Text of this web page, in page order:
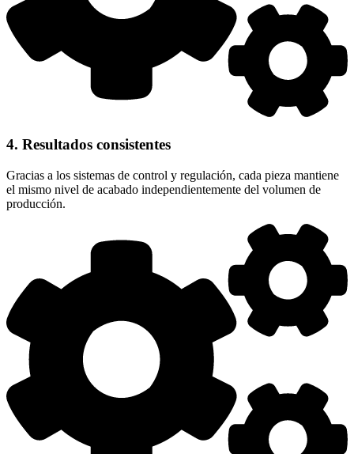
4. Resultados consistentes
Gracias a los sistemas de control y regulación, cada pieza mantiene
el mismo nivel de acabado independientemente del volumen de
producción.